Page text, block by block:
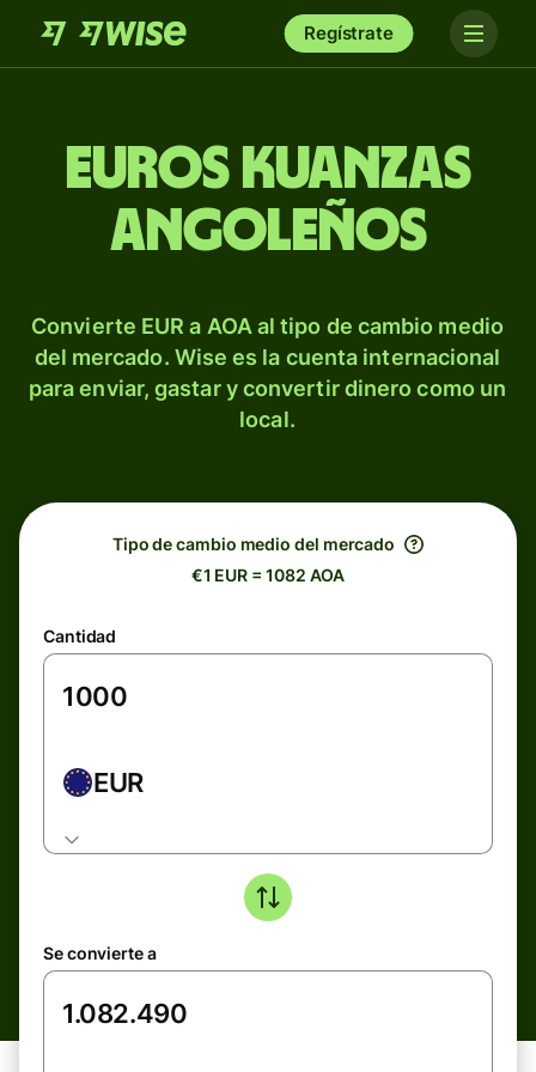
Regístrate
Euros kuanzas
angoleños
Convierte EUR a AOA al tipo de cambio medio
del mercado. Wise es la cuenta internacional
para enviar, gastar y convertir dinero como un
local.
Tipo de cambio medio del mercado
€1 EUR = 1082 AOA
Cantidad
EUR
Se convierte a